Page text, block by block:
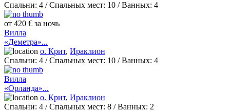
Спальни: 4 / Спальных мест: 10 /Ванных: 4
от 420 € за ночь
Вилла
«Деметра»...
о. Крит, Ираклион
Спальни: 4 / Спальных мест: 10 /Ванных: 4
Вилла
«Орланда»...
о. Крит, Ираклион
Спальни: 4 / Спальных мест: 8 /Ванных: 2